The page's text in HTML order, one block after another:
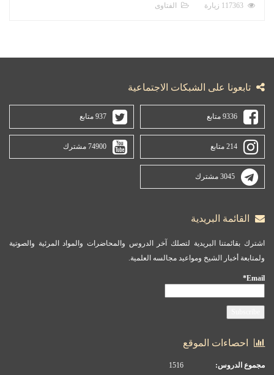
الفتاوى
تابعونا على الشبكات الاجتماعية
9336 متابع 937 متابع
214 متابع 74900 مشترك
3045 مشترك
القائمة البريدية
اشترك بقائمتنا البريدية لتصلك آخر الدروس والمحاضرات والمواد المرئية والصوتية
ولمتابعة أخبار الشيخ ومواعيد مجالسه العلمية.
Email*
احصاءات الموقع
مجموع الدروس: